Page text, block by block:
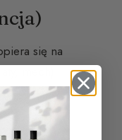
się na
mech).
Coty’ego)